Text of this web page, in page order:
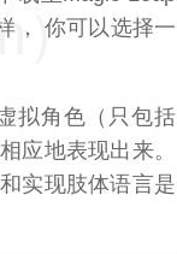
， 你可以选择一
拟角色（只包括
应地表现出来。
实现肢体语言是
）